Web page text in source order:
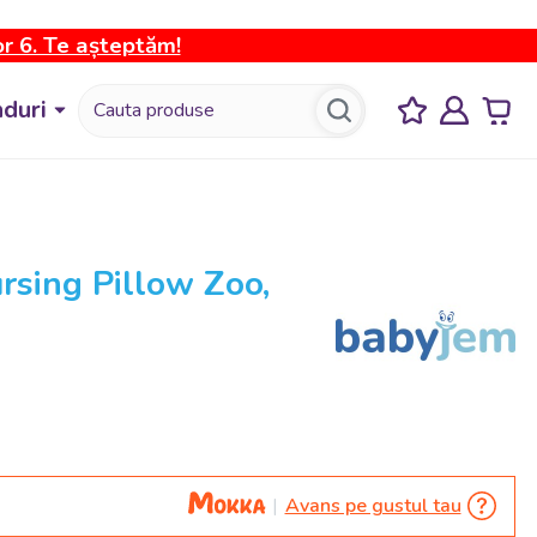
6. Te așteptăm!
Pillow Zoo,
Avans pe gustul tau